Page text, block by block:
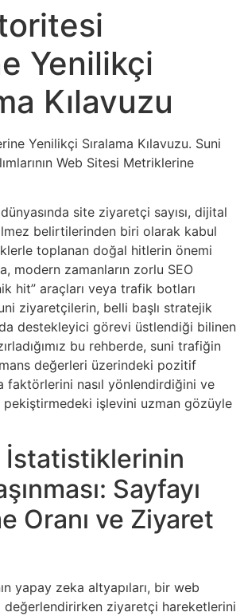
Yenilikçi
Kılavuzu
Yenilikçi Sıralama Kılavuzu. Suni
Web Sitesi Metriklerine
site ziyaretçi sayısı, dijital
belirtilerinden biri olarak kabul
toplanan doğal hitlerin önemi
modern zamanların zorlu SEO
hit” araçları veya trafik botları
ziyaretçilerin, belli başlı stratejik
destekleyici görevi üstlendiği bilinen
bu rehberde, suni trafiğin
değerleri üzerindeki pozitif
faktörlerini nasıl yönlendirdiğini ve
işlevini uzman gözüyle
İstatistiklerinin
Sayfayı
Oranı ve Ziyaret
yapay zeka altyapıları, bir web
değerlendirirken ziyaretçi hareketlerini